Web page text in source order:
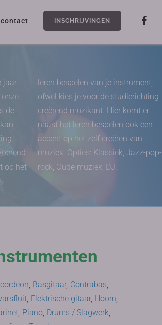
contact INSCHRIJVINGEN
jaar
de
op het
leren bespelen van je instrument,
ofwel kies je voor de studierichting
creërend muzikant. Hier komt er
naast het leren bespelen ook een
accent op het zelf creëren van
muziek. Opties: Klassiek, Jazz-pop-
rock, Oude muziek, DJ.
, Basgitaar, Contrabas,
, Elektrische gitaar, Hoorn,
, Piano, Drums / Slagwerk,